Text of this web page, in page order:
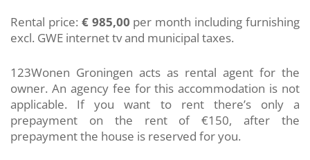
Rental price: € 985,00 per month including furnishing
excl. GWE internet tv and municipal taxes.
123Wonen Groningen acts as rental agent for the
owner. An agency fee for this accommodation is not
applicable. If you want to rent there’s only a
prepayment on the rent of €150, after the
prepayment the house is reserved for you.